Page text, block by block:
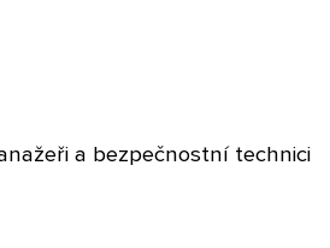
a bezpečnostní technici